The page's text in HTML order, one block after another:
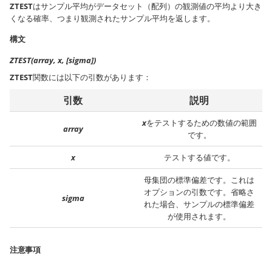
ZTESTはサンプル平均がデータセット（配列）の観測値の平均より大き
くなる確率、つまり観測されたサンプル平均を返します。
構文
ZTEST(array, x, [sigma])
ZTEST関数には以下の引数があります：
引数 説明
array
xをテストするための数値の範囲
です。
x テストする値です。
sigma
母集団の標準偏差です。これは
オプションの引数です。省略さ
れた場合、サンプルの標準偏差
が使用されます。
注意事項